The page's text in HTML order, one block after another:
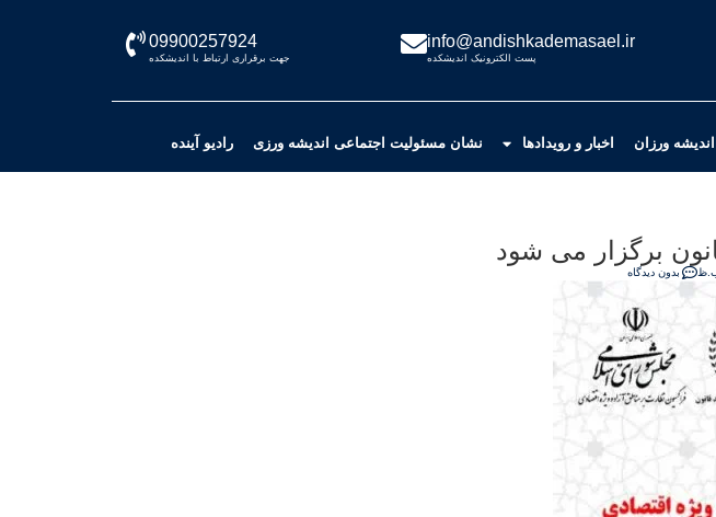
info@andishkademasael.ir
پست الکترونیک اندیشکده
09900257924
جهت برقراری ارتباط با اندیشکده
ورزان اخبار و رویدادها نشان مسئولیت اجتماعی اندیشه ورزی رادیو آینده
برگزار می شود
بدون دیدگاه